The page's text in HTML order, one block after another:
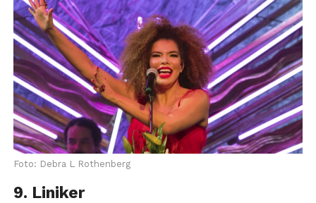
Foto: Debra L Rothenberg
9. Liniker